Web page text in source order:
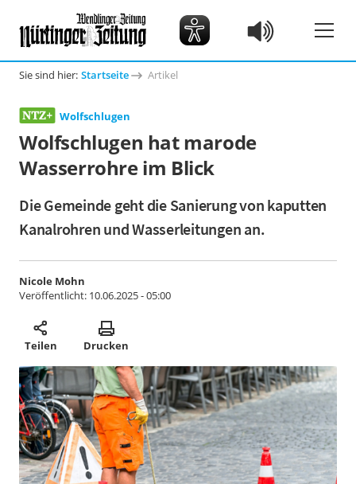
Sie sind hier: Startseite Artikel
Wolfschlugen
Wolfschlugen hat marode
Wasserrohre im Blick
Die Gemeinde geht die Sanierung von kaputten
Kanalrohren und Wasserleitungen an.
Nicole Mohn
Veröffentlicht: 10.06.2025 - 05:00
Teilen Drucken